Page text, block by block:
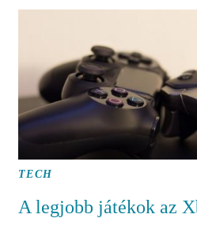
TECH
A legjobb játékok az